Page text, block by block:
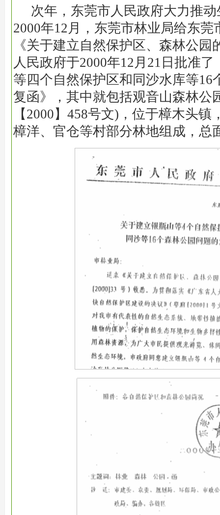
次年，东莞市人民政府大力推
2000年12月，东莞市林业局给东莞
《关于建立自然保护区、森林公园
人民政府于2000年12月21日批准
等四个自然保护区和同沙水库等16
复函》，其中就包括观音山森林公
【2000】458号文)，位于樟木头
樟洋、官仓等村部分林地组成，总